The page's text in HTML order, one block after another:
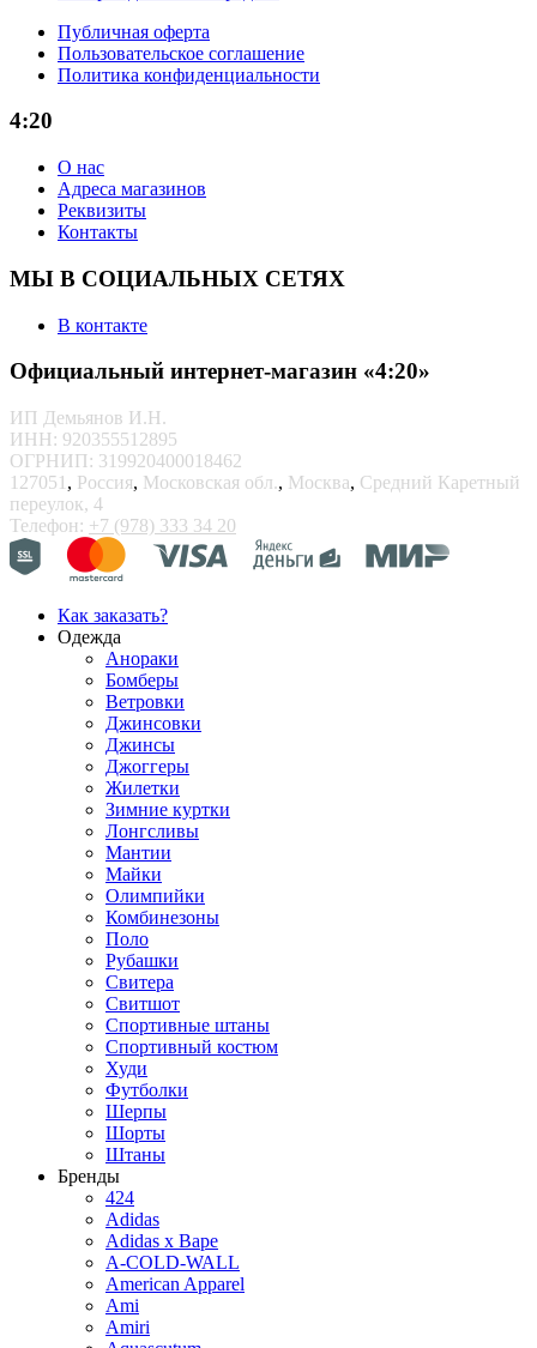
Публичная оферта
Пользовательское соглашение
Политика конфиденциальности
4:20
О нас
Адреса магазинов
Реквизиты
Контакты
МЫ В СОЦИАЛЬНЫХ СЕТЯХ
В контакте
Официальный интернет-магазин «4:20»
ИП Демьянов И.Н.
ИНН: 920355512895
ОГРНИП: 319920400018462
127051 , Россия, Московская обл., Москва, Средний Каретный
переулок, 4
Телефон: +7 (978) 333 34 20
Как заказать?
Одежда
Анораки
Бомберы
Ветровки
Джинсовки
Джинсы
Джоггеры
Жилетки
Зимние куртки
Лонгсливы
Мантии
Майки
Олимпийки
Комбинезоны
Поло
Рубашки
Свитера
Свитшот
Спортивные штаны
Спортивный костюм
Худи
Футболки
Шерпы
Шорты
Штаны
Бренды
424
Adidas
Adidas x Bape
A-COLD-WALL
American Apparel
Ami
Amiri